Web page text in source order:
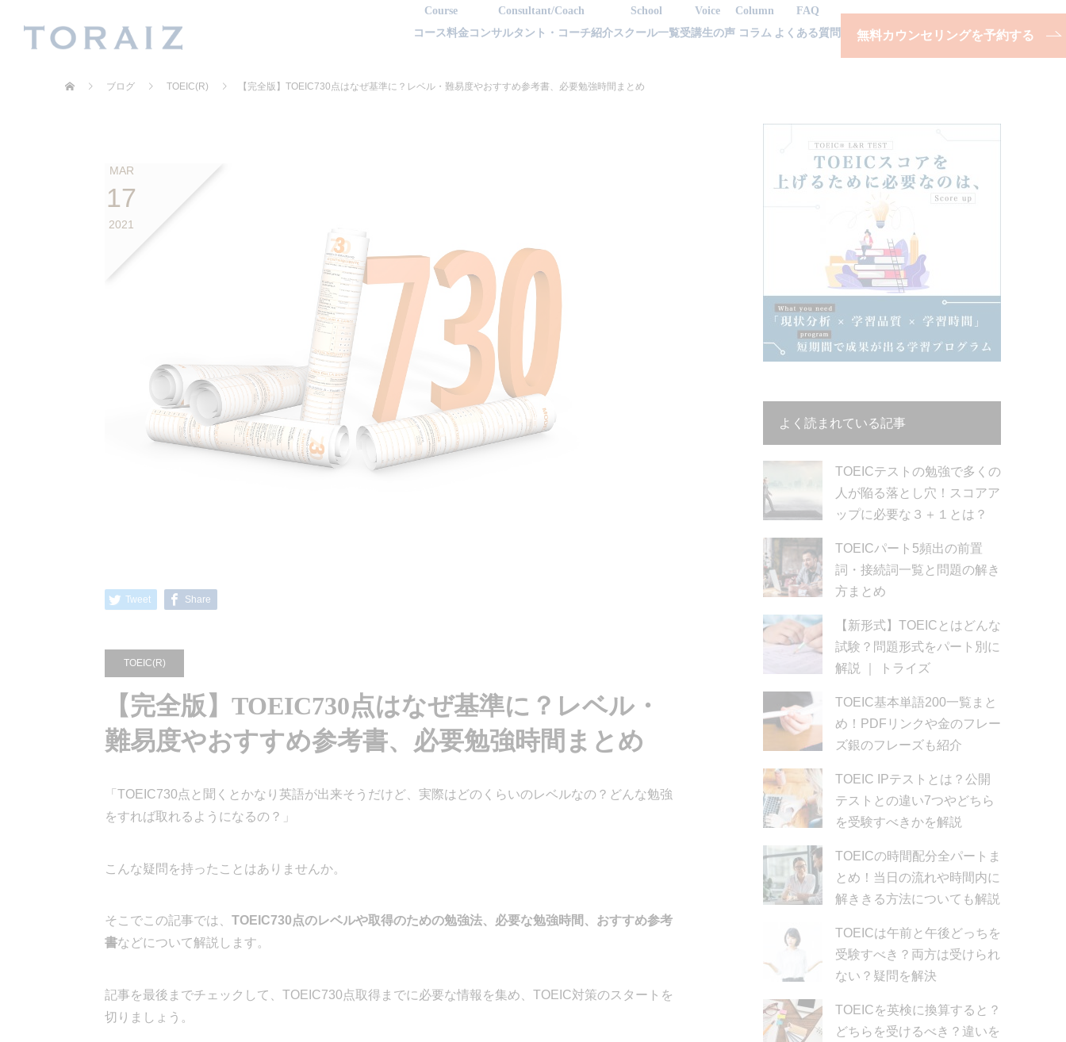
Course
コース料金
Consultant/Coach
コンサルタント・コーチ紹介
School
スクール一覧
Voice
受講生の声
Column
コラム
FAQ
よくある質問
無料カウンセリングを予約する
ブログ TOEIC(R) 【完全版】TOEIC730点はなぜ基準に？レベル・難易度やおすすめ参考書、必要勉強時間まとめ
MAR
17
2021
Tweet Share
TOEIC(R)
【完全版】TOEIC730点はなぜ基準に？レベル・
難易度やおすすめ参考書、必要勉強時間まとめ
「TOEIC730点と聞くとかなり英語が出来そうだけど、実際はどのくらいのレベルなの？どんな勉強
をすれば取れるようになるの？」
こんな疑問を持ったことはありませんか。
そこでこの記事では、 TOEIC730点のレベルや取得のための勉強法、必要な勉強時間、おすすめ参考
書などについて解説します。
記事を最後までチェックして、TOEIC730点取得までに必要な情報を集め、TOEIC対策のスタートを
切りましょう。
よく読まれている記事
TOEICテストの勉強で多くの
人が陥る落とし穴！スコアア
ップに必要な３＋１とは？
TOEICパート5頻出の前置
詞・接続詞一覧と問題の解き
方まとめ
【新形式】TOEICとはどんな
試験？問題形式をパート別に
解説 ｜ トライズ
TOEIC基本単語200一覧まと
め！PDFリンクや金のフレー
ズ銀のフレーズも紹介
TOEIC IPテストとは？公開
テストとの違い7つやどちら
を受験すべきかを解説
TOEICの時間配分全パートま
とめ！当日の流れや時間内に
解ききる方法についても解説
TOEICは午前と午後どっちを
受験すべき？両方は受けられ
ない？疑問を解決
TOEICを英検に換算すると？
どちらを受けるべき？違いを